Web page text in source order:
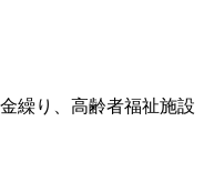
繰り、高齢者福祉施設